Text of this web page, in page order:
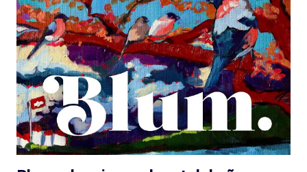
hablamos de lenguaje sonoro, hablamos de audio digital a
demanda del siglo XXI, hablamos de géneros, formatos, estilos.
Compartimos programas hechos para audiencias regionales,
globales, en nuestro idioma. Pero hay que aportar , siento en
este momento, un granito más al debate: el de las diferencias
narrativas entre una cosa y la otra. Más allá de las instancias de
producción, distribución y es...